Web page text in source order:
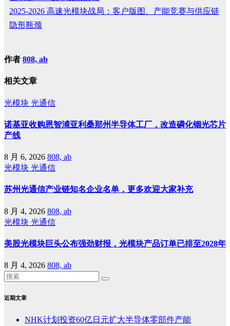
2025-2026 高速光模块战局：客户版图、产能竞赛与供应链
隐形瓶颈
作者 808, ab
相关文章
光模块 光通信
诺基亚收购恩智浦亚利桑那州半导体工厂，改造磷化铟光芯片
产线
8 月 6, 2026 808, ab
光模块 光通信
苏州光通信产业链知名企业名单，更多欢迎大家补充
8 月 4, 2026 808, ab
光模块 光通信
美股光模块巨头公布强劲财报，光模块产品订单已排至2028年
8 月 4, 2026 808, ab
近期文章
NHK计划投资60亿日元扩大半导体零部件产能